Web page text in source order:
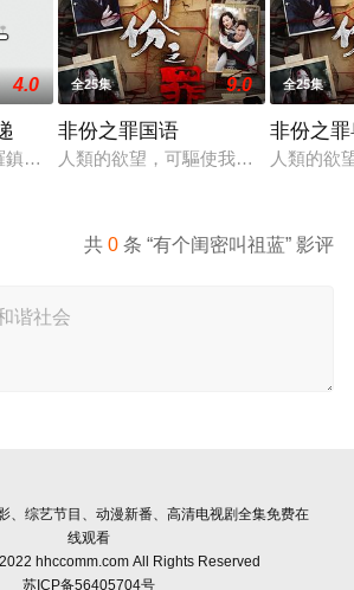
4.0
鎮岳已經準備開拍新一套處境劇，暫定叫
全25集 9.0
非份之罪国语
人類的欲望，可驅使我們超越自我，
全25集
非份之
人類的欲
共0 条 “有个闺密叫祖蓝” 影评
、综艺节目、动漫新番、高清电视剧全集免费在
线观看
hhccomm.com All Rights Reserved
苏ICP备56405704号